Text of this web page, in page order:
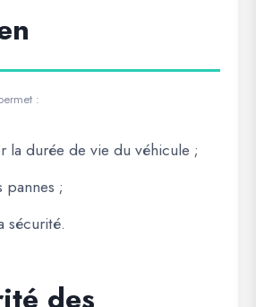
:
la durée de vie du véhicule ;
;
sécurité.
des